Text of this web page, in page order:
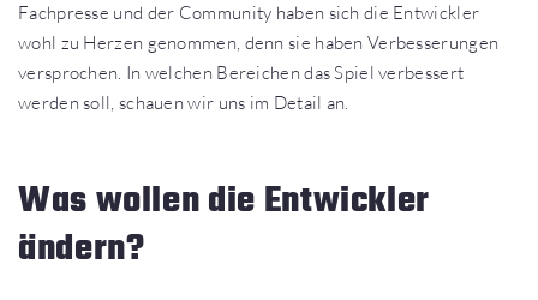
Fachpresse und der Community haben sich die Entwickler
wohl zu Herzen genommen, denn sie haben Verbesserungen
versprochen. In welchen Bereichen das Spiel verbessert
werden soll, schauen wir uns im Detail an.
Was wollen die Entwickler
ändern?